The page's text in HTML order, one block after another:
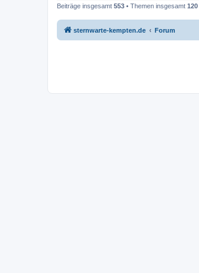
Beiträge insgesamt 553 • Themen insgesamt 120
sternwarte-kempten.de Forum